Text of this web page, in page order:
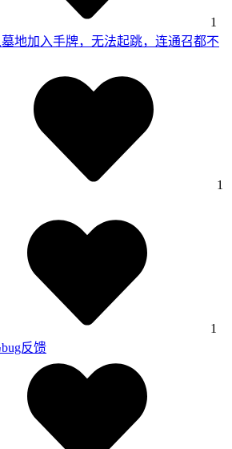
1
地加入手牌，无法起跳，连通召都不
1
1
反馈